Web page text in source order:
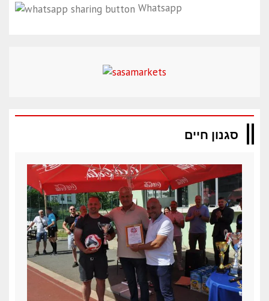
Whatsapp
סגנון חיים